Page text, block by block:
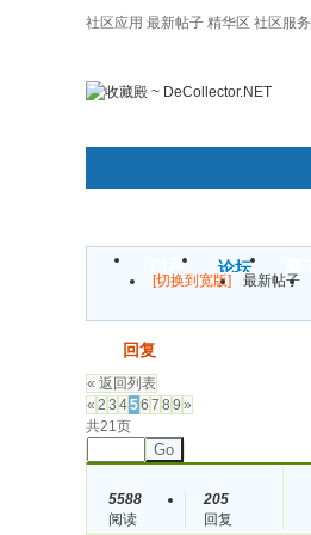
社区应用 最新帖子 精华区 社区服务
门户 论坛
[切换到宽版] 最新帖子
回复
« 返回列表
« 2 3 456 7 8 9 »
共21页
Go
5588
阅读
205
回复